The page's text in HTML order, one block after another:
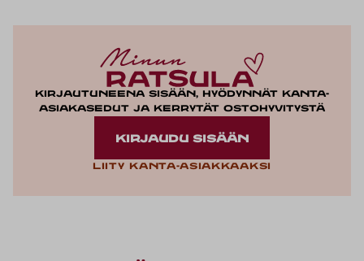
Kirjautuneena sisään, hyödynnät kanta-
asiakasedut ja kerrytät ostohyvitystä
KIRJAUDU SISÄÄN
Liity kanta-asiakkaaksi